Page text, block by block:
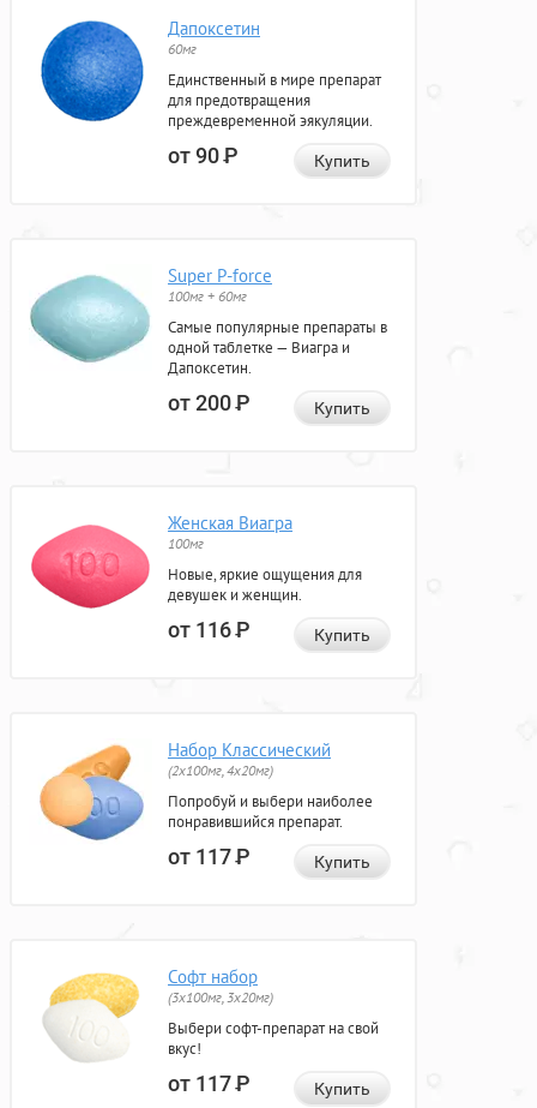
Дапоксетин
60мг
Единственный в мире препарат
для предотвращения
преждевременной эякуляции.
от 90Р Купить
Super P-force
100мг + 60мг
Самые популярные препараты в
одной таблетке — Виагра и
Дапоксетин.
от 200Р Купить
Женская Виагра
100мг
Новые, яркие ощущения для
девушек и женщин.
от 116Р Купить
Набор Классический
(2x100мг, 4x20мг)
Попробуй и выбери наиболее
понравившийся препарат.
от 117Р Купить
Софт набор
(3x100мг, 3x20мг)
Выбери софт-препарат на свой
вкус!
от 117Р Купить